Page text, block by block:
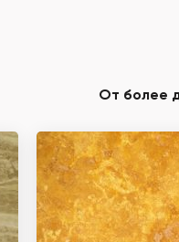
От более